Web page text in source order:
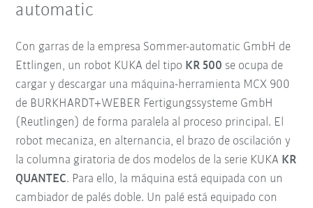
automatic
Con garras de la empresa Sommer-automatic GmbH de
Ettlingen, un robot KUKA del tipo KR 500 se ocupa de
cargar y descargar una máquina-herramienta MCX 900
de BURKHARDT+WEBER Fertigungssysteme GmbH
(Reutlingen) de forma paralela al proceso principal. El
robot mecaniza, en alternancia, el brazo de oscilación y
la columna giratoria de dos modelos de la serie KUKA KR
QUANTEC. Para ello, la máquina está equipada con un
cambiador de palés doble. Un palé está equipado con